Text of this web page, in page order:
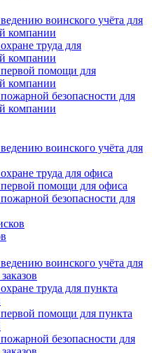
воинского учёта для
компании
труда для
компании
помощи для
компании
безопасности для
компании
воинского учёта для
труда для офиса
помощи для офиса
безопасности для
воинского учёта для
труда для пункта
помощи для пункта
безопасности для